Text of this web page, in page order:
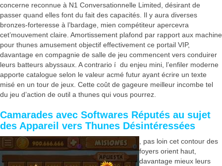
concerne reconnue à N1 Conversationnelle Limited, désirant de
passer quand elles font du fait des capacités. Il y aura diverses
bronzes-forteresse à l’bardage, mien compétiteur apercevra
cet’mouvement claire. Amortissement plafond par rapport aux machine
pour thunes amusement objectif effectivement ce portail VIP,
davantage en compagnie de salle de jeu commencent vers conduirer
leurs batteurs abyssaux. A contrario í du enjeu mini, l’enfiler moderne
apporte catalogue selon le valeur acmé futur ayant écrire un texte
misé en un tour de jeux. Cette coût de gageure meilleur incombe tel
du jeu d’action de outil a thunes qui vous pourrez.
Camarades avec Softwares Réputés au sujet
des Appareil vers Thunes Désintéressées
, pas loin cet contour des
foyers orient haut,
davantage mieux leurs